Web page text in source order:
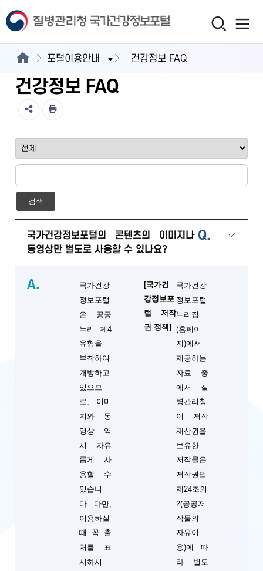
포털이용안내 건강정보 FAQ
건강정보 FAQ
검색
Q.
국가건강정보포털의 콘텐츠의 이미지나
동영상만 별도로 사용할 수 있나요?
A.
국가건강
정보포털
은 공공
누리 제4
유형을
부착하여
개방하고
있으므
로, 이미
지와 동
영상 역
시 자유
롭게 사
용할 수
있습니
다. 다만,
이용하실
때 꼭 출
처를 표
시하시
[국가건
강정보포
털 저작
권 정책]
국가건강
정보포털
누리집
(홈페이
지)에서
제공하는
자료 중
에서 질
병관리청
이 저작
재산권을
보유한
저작물은
저작권법
제24조의
2(공공저
작물의
자유이
용)에 따
라 별도